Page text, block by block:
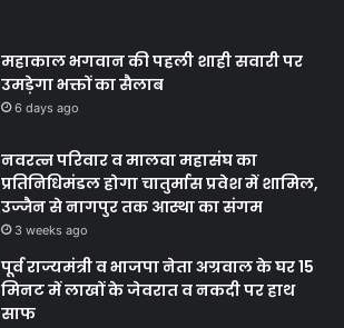
महाकाल भगवान की पहली शाही सवारी पर
उमड़ेगा भक्तों का सैलाब
6 days ago
नवरत्न परिवार व मालवा महासंघ का
प्रतिनिधिमंडल होगा चातुर्मास प्रवेश में शामिल,
उज्जैन से नागपुर तक आस्था का संगम
3 weeks ago
पूर्व राज्यमंत्री व भाजपा नेता अग्रवाल के घर 15
मिनट में लाखों के जेवरात व नकदी पर हाथ
साफ